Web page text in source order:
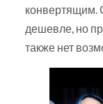
конвертящим.
дешевле, но
также нет